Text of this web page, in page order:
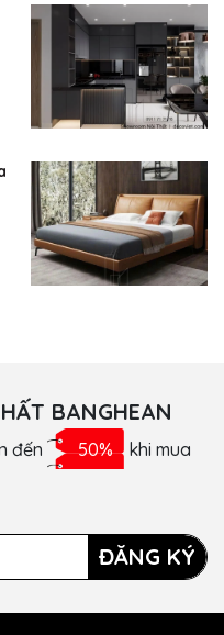
BANGHEAN
đến 50% khi mua
ĐĂNG KÝ